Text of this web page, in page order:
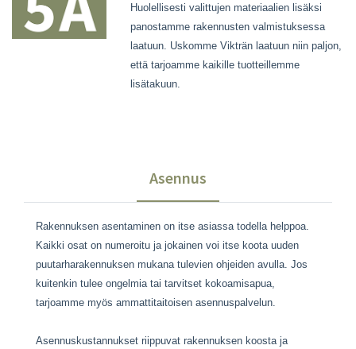
Huolellisesti valittujen materiaalien lisäksi
panostamme rakennusten valmistuksessa
laatuun. Uskomme Vikträn laatuun niin paljon,
että tarjoamme kaikille tuotteillemme
lisätakuun.
Asennus
Rakennuksen asentaminen on itse asiassa todella helppoa.
Kaikki osat on numeroitu ja jokainen voi itse koota uuden
puutarharakennuksen mukana tulevien ohjeiden avulla. Jos
kuitenkin tulee ongelmia tai tarvitset kokoamisapua,
tarjoamme myös ammattitaitoisen asennuspalvelun.
Asennuskustannukset riippuvat rakennuksen koosta ja